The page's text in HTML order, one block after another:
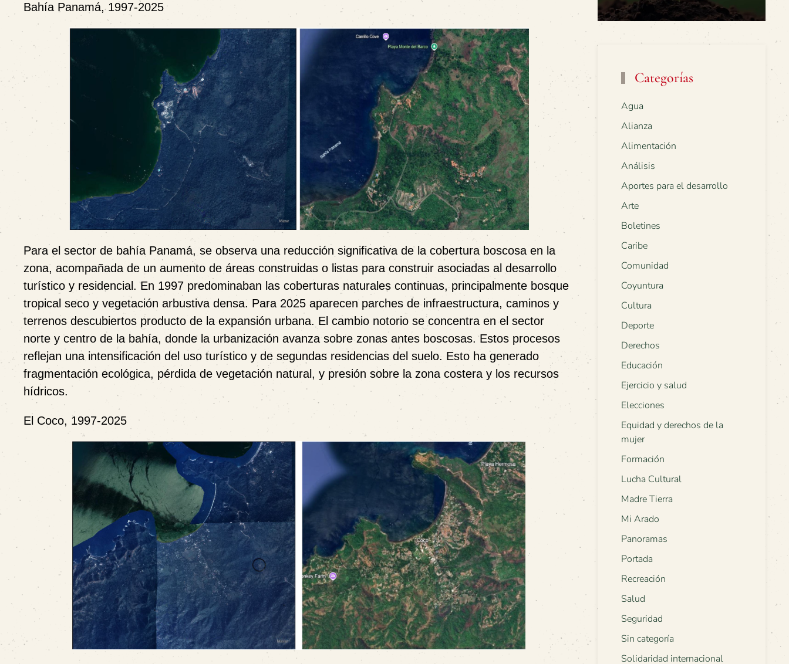
Bahía Panamá, 1997-2025
Para el sector de bahía Panamá, se observa una reducción significativa de la cobertura boscosa en la
zona, acompañada de un aumento de áreas construidas o listas para construir asociadas al desarrollo
turístico y residencial. En 1997 predominaban las coberturas naturales continuas, principalmente bosque
tropical seco y vegetación arbustiva densa. Para 2025 aparecen parches de infraestructura, caminos y
terrenos descubiertos producto de la expansión urbana. El cambio notorio se concentra en el sector
norte y centro de la bahía, donde la urbanización avanza sobre zonas antes boscosas. Estos procesos
reflejan una intensificación del uso turístico y de segundas residencias del suelo. Esto ha generado
fragmentación ecológica, pérdida de vegetación natural, y presión sobre la zona costera y los recursos
hídricos.
El Coco, 1997-2025
Categorías
Agua
Alianza
Alimentación
Análisis
Aportes para el desarrollo
Arte
Boletines
Caribe
Comunidad
Coyuntura
Cultura
Deporte
Derechos
Educación
Ejercicio y salud
Elecciones
Equidad y derechos de la
mujer
Formación
Lucha Cultural
Madre Tierra
Mi Arado
Panoramas
Portada
Recreación
Salud
Seguridad
Sin categoría
Solidaridad internacional